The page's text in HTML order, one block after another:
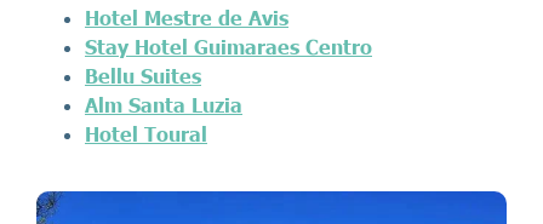
Hotel Mestre de Avis
Stay Hotel Guimaraes Centro
Bellu Suites
Alm Santa Luzia
Hotel Toural